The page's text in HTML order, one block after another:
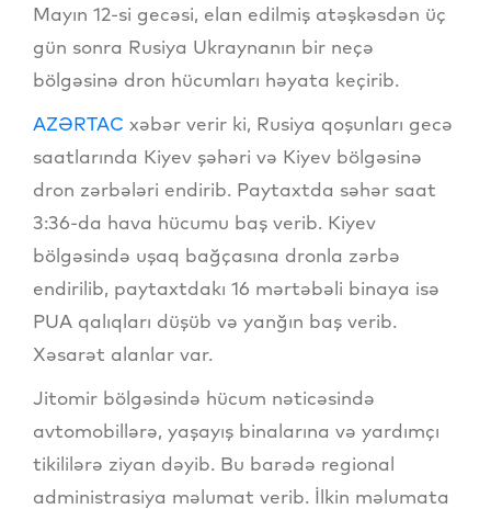
Mayın 12-si gecəsi, elan edilmiş atəşkəsdən üç
gün sonra Rusiya Ukraynanın bir neçə
bölgəsinə dron hücumları həyata keçirib.
AZƏRTAC xəbər verir ki, Rusiya qoşunları gecə
saatlarında Kiyev şəhəri və Kiyev bölgəsinə
dron zərbələri endirib. Paytaxtda səhər saat
3:36-da hava hücumu baş verib. Kiyev
bölgəsində uşaq bağçasına dronla zərbə
endirilib, paytaxtdakı 16 mərtəbəli binaya isə
PUA qalıqları düşüb və yanğın baş verib.
Xəsarət alanlar var.
Jitomir bölgəsində hücum nəticəsində
avtomobillərə, yaşayış binalarına və yardımçı
tikililərə ziyan dəyib. Bu barədə regional
administrasiya məlumat verib. İlkin məlumata